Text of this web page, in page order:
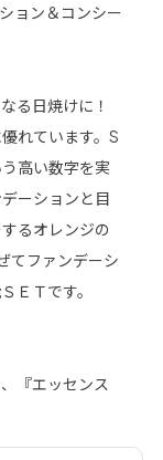
ョン＆コンシー
る日焼けに！
れています。S
高い数字を実
ーションと目
るオレンジの
てファンデーシ
ＥＴです。
『エッセンス
りますが、正
』、『コンシー